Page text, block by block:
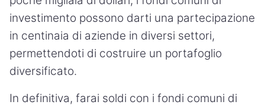
investimento possono darti una partecipazione
in centinaia di aziende in diversi settori,
permettendoti di costruire un portafoglio
diversificato.
In definitiva, farai soldi con i fondi comuni di